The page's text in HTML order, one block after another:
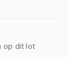
op dit lot